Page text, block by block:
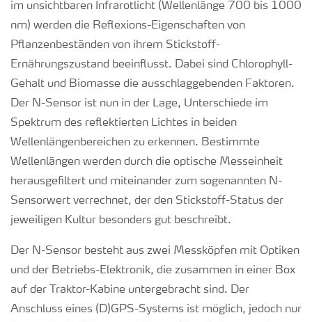
im unsichtbaren Infrarotlicht (Wellenlänge 700 bis 1000
nm) werden die Reflexions-Eigenschaften von
Pflanzenbeständen von ihrem Stickstoff-
Ernährungszustand beeinflusst. Dabei sind Chlorophyll-
Gehalt und Biomasse die ausschlaggebenden Faktoren.
Der N-Sensor ist nun in der Lage, Unterschiede im
Spektrum des reflektierten Lichtes in beiden
Wellenlängenbereichen zu erkennen. Bestimmte
Wellenlängen werden durch die optische Messeinheit
herausgefiltert und miteinander zum sogenannten N-
Sensorwert verrechnet, der den Stickstoff-Status der
jeweiligen Kultur besonders gut beschreibt.
Der N-Sensor besteht aus zwei Messköpfen mit Optiken
und der Betriebs-Elektronik, die zusammen in einer Box
auf der Traktor-Kabine untergebracht sind. Der
Anschluss eines (D)GPS-Systems ist möglich, jedoch nur